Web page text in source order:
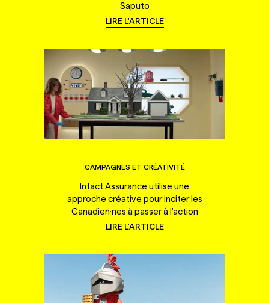
Saputo
LIRE L'ARTICLE
CAMPAGNES ET CRÉATIVITÉ
Intact Assurance utilise une
approche créative pour inciter les
Canadien·nes à passer à l'action
LIRE L'ARTICLE